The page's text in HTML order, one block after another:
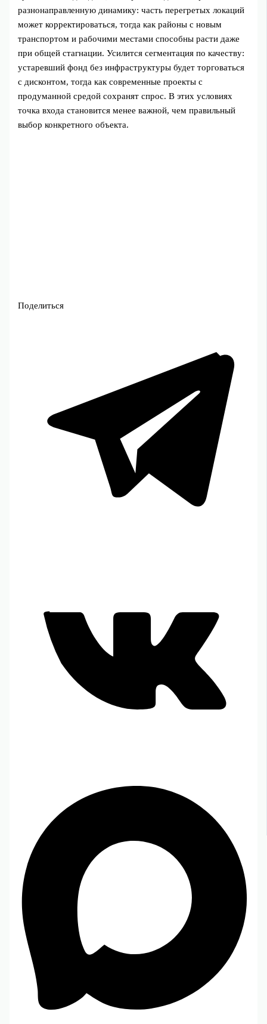
разнонаправленную динамику: часть перегретых локаций
может корректироваться, тогда как районы с новым
транспортом и рабочими местами способны расти даже
при общей стагнации. Усилится сегментация по качеству:
устаревший фонд без инфраструктуры будет торговаться
с дисконтом, тогда как современные проекты с
продуманной средой сохранят спрос. В этих условиях
точка входа становится менее важной, чем правильный
выбор конкретного объекта.
Поделиться